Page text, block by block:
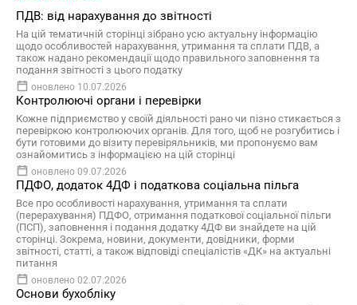
ПДВ: від нарахування до звітності
На цій тематичній сторінці зібрано усю актуальну інформацію
щодо особливостей нарахування, утримання та сплати ПДВ, а
також надано рекомендації щодо правильного заповнення та
подання звітності з цього податку
оновлено 10.07.2026
Контролюючі органи і перевірки
Кожне підприємство у своїй діяльності рано чи пізно стикається з
перевіркою контролюючих органів. Для того, щоб не розгубитись і
бути готовими до візиту перевіряльників, ми пропонуємо вам
ознайомитись з інформацією на цій сторінці
оновлено 09.07.2026
ПДФО, додаток 4ДФ і податкова соціальна пільга
Все про особливості нарахування, утримання та сплати
(перерахування) ПДФО, отримання податкової соціальної пільги
(ПСП), заповнення і подання додатку 4ДФ ви знайдете на цій
сторінці. Зокрема, новини, документи, довідники, форми
звітності, статті, а також відповіді спеціалістів «ДК» на актуальні
питання
оновлено 02.07.2026
Основи бухобліку